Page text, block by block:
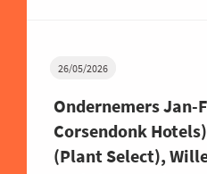
26/05/2026
Ondernemers Jan-
Corsendonk
(Plant Select),